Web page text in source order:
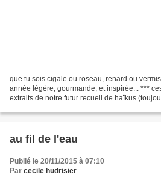
que tu sois cigale ou roseau, renard ou
année légère, gourmande, et inspirée... ***
extraits de notre futur recueil de haïkus
au fil de l'eau
Publié le 20/11/2015 à 07:10
Par cecile hudrisier